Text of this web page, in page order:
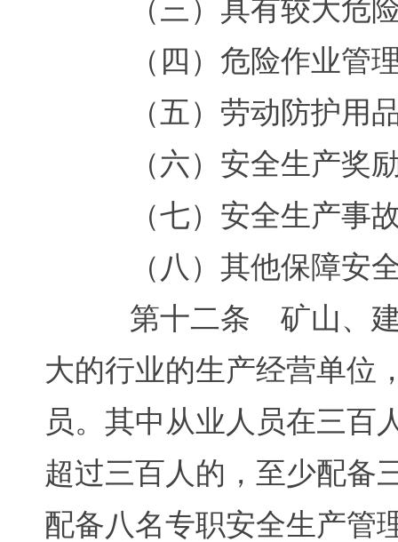
（三）具有较大危险
（四）危险作业管
（五）劳动防护用品
（六）安全生产奖励
（七）安全生产事故
（八）其他保障安全
第十二条 矿山、建筑
大的行业的生产经营单位
员。其中从业人员在三百
超过三百人的，至少配备
配备八名专职安全生产管